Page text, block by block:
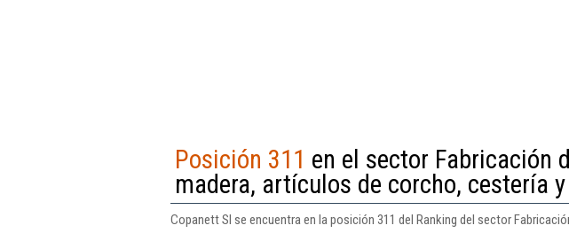
Posición 311 en el sector Fabricación
madera, artículos de corcho, cestería
Copanett Sl se encuentra en la posición 311 del Ranking del sector